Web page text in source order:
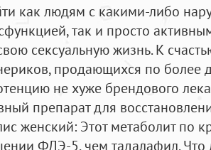
как людям с какими-либо
так и просто
сексуальную жизнь. К
продающихся по более
не хуже брендового
препарат для
женский: Этот метаболит по
ФДЭ-5, чем тадалафил. Что